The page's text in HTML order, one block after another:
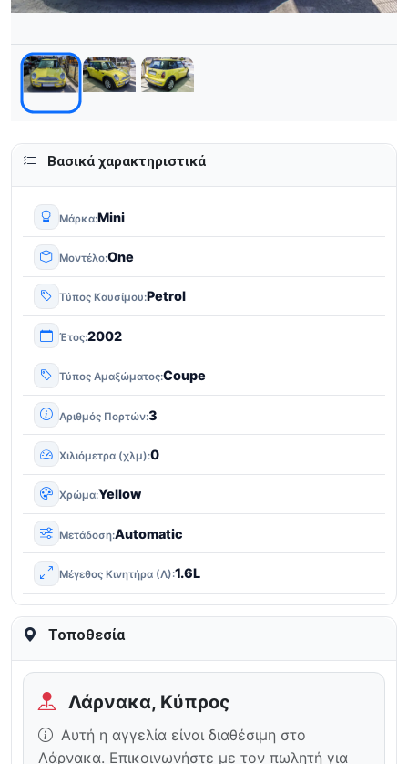
Βασικά χαρακτηριστικά
Μάρκα Mini
Μοντέλο One
Τύπος Καυσίμου Petrol
Έτος 2002
Τύπος Αμαξώματος Coupe
Αριθμός Πορτών 3
Χιλιόμετρα (χλμ) 0
Χρώμα Yellow
Μετάδοση Automatic
Μέγεθος Κινητήρα (Λ) 1.6L
Τοποθεσία
Λάρνακα, Κύπρος
Αυτή η αγγελία είναι διαθέσιμη στο
Λάρνακα. Επικοινωνήστε με τον πωλητή για